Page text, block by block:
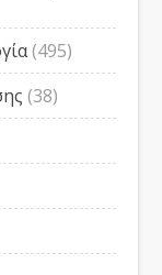
(495)
(38)